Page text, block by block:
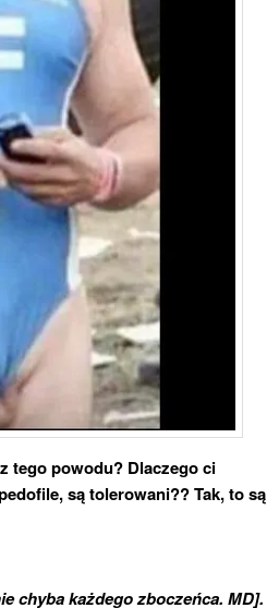
tego powodu? Dlaczego ci
są tolerowani?? Tak, to są
chyba każdego zboczeńca. MD].